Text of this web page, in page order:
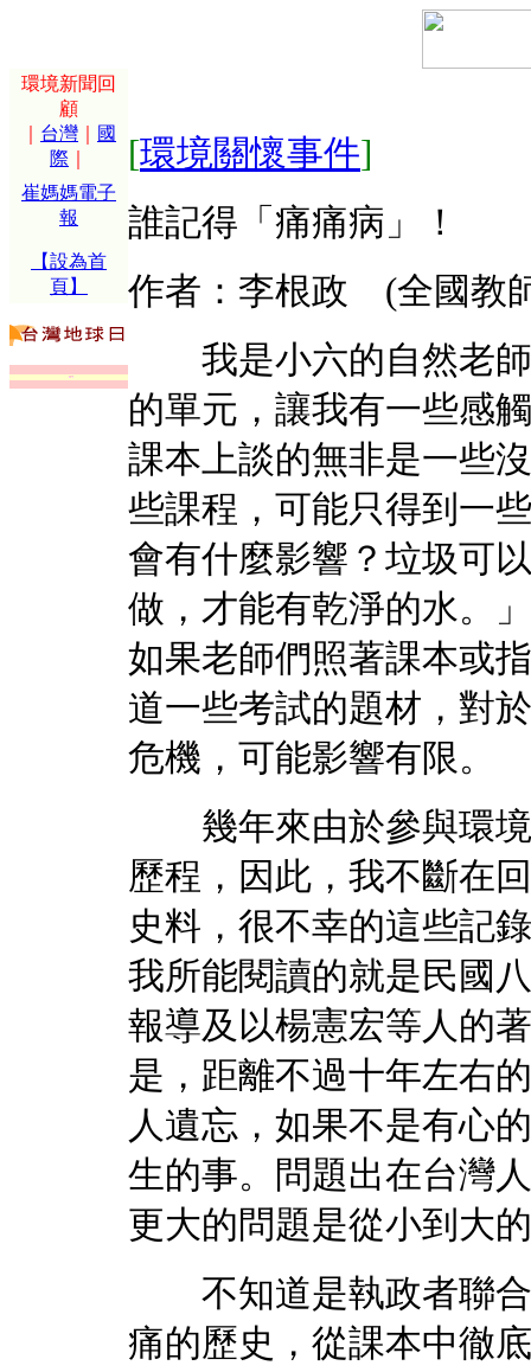
環境新聞回
顧
台灣
國
際
崔媽媽電子
報
【設為首
頁】
[環境關懷事件]
誰記得「痛痛病」！
作者：李根政 (全國教
我是小六的自然老師
的單元，讓我有一些感
課本上談的無非是一些
些課程，可能只得到一
會有什麼影響？垃圾可
做，才能有乾淨的水。
如果老師們照著課本或
道一些考試的題材，對
危機，可能影響有限。
幾年來由於參與環境
歷程，因此，我不斷在
史料，很不幸的這些記
我所能閱讀的就是民國
報導及以楊憲宏等人的
是，距離不過十年左右
人遺忘，如果不是有心
生的事。問題出在台灣
更大的問題是從小到大
不知道是執政者聯合
痛的歷史，從課本中徹